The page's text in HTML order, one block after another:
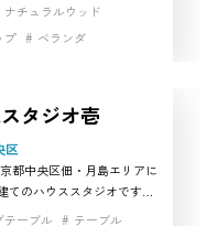
ート、商品撮影、コスプ
撮影に対応。月島駅から
ナチュラルウッド
プ
ベランダ
シーン
生活雑貨完備
の隠れ家
タジオ壱
区
都中央区佃・月島エリアに
のハウススタジオです。
など、日本家屋ならではの
テーブル
テーブル